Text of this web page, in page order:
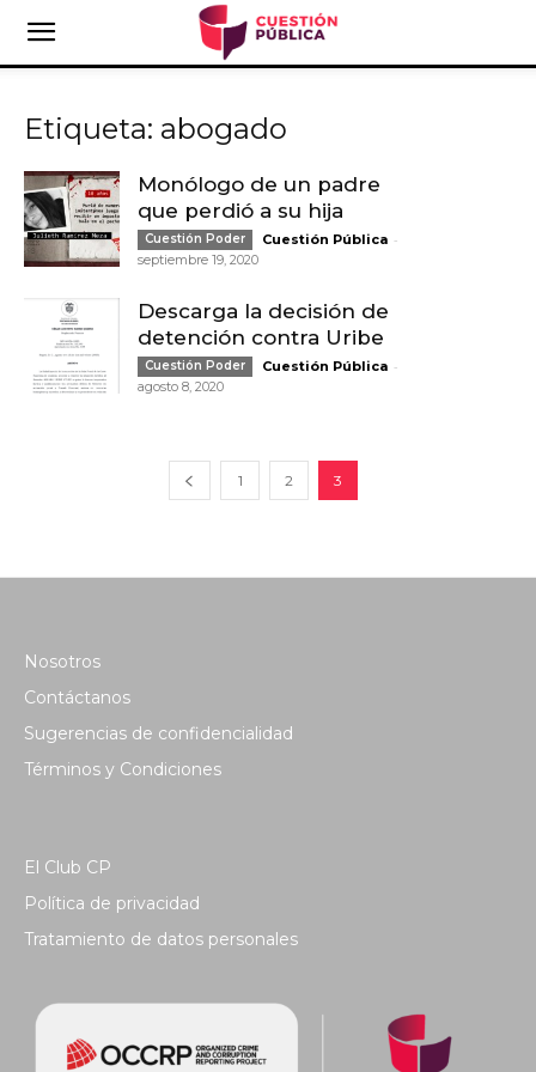
Etiqueta: abogado
Monólogo de un padre
que perdió a su hija
Cuestión Poder Cuestión Pública -
septiembre 19, 2020
Descarga la decisión de
detención contra Uribe
Cuestión Poder Cuestión Pública -
agosto 8, 2020
1 2 3
Nosotros
Contáctanos
Sugerencias de confidencialidad
Términos y Condiciones
El Club CP
Política de privacidad
Tratamiento de datos personales